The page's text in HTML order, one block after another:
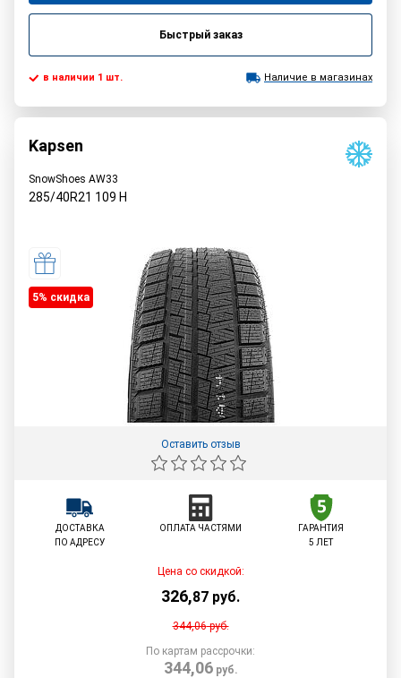
Быстрый заказ
в наличии 1 шт. Наличие в магазинах
Kapsen
SnowShoes AW33
285/40R21 109 H
5% cкидка
Оставить отзыв
ДОСТАВКА
ПО АДРЕСУ
ОПЛАТА ЧАСТЯМИ
ГАРАНТИЯ
5 ЛЕТ
Цена со скидкой:
326,87 руб.
344,06руб.
По картам рассрочки:
344,06руб.